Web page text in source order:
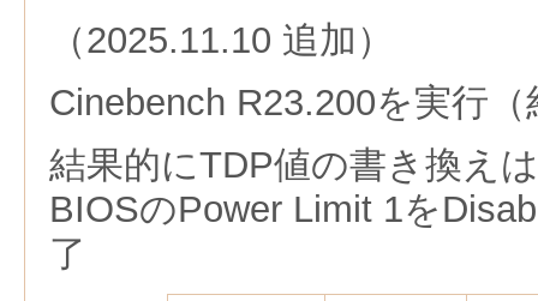
（2025.11.10 追加）
Cinebench R23.200を実行（
結果的にTDP値の書き換え
BIOSのPower Limit 1を
了